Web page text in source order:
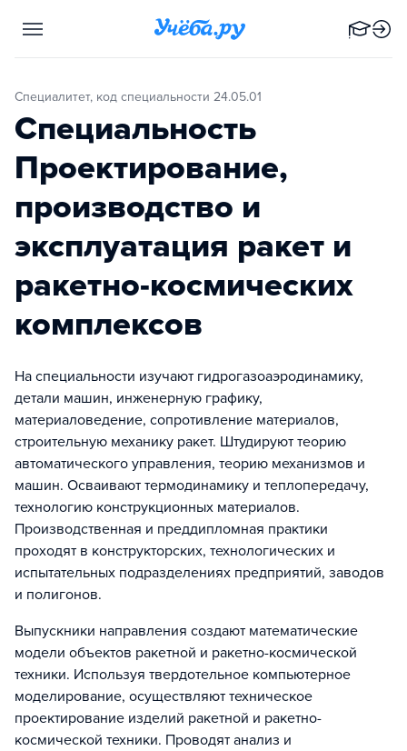
Специалитет, код специальности 24.05.01
Специальность
Проектирование,
производство и
эксплуатация ракет и
ракетно-космических
комплексов
На специальности изучают гидрогазоаэродинамику,
детали машин, инженерную графику,
материаловедение, сопротивление материалов,
строительную механику ракет. Штудируют теорию
автоматического управления, теорию механизмов и
машин. Осваивают термодинамику и теплопередачу,
технологию конструкционных материалов.
Производственная и преддипломная практики
проходят в конструкторских, технологических и
испытательных подразделениях предприятий, заводов
и полигонов.
Выпускники направления создают математические
модели объектов ракетной и ракетно-космической
техники. Используя твердотельное компьютерное
моделирование, осуществляют техническое
проектирование изделий ракетной и ракетно-
космической техники. Проводят анализ и